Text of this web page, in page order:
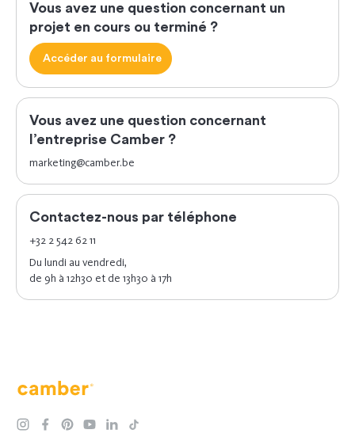
Vous avez une question concernant un
projet en cours ou terminé ?
Accéder au formulaire
Vous avez une question concernant
l’entreprise Camber ?
marketing@camber.be
Contactez-nous par téléphone
+32 2 542 62 11
Du lundi au vendredi,
de 9h à 12h30 et de 13h30 à 17h
Camber
instagramfacebookpinterestyoutubelinkedintiktok